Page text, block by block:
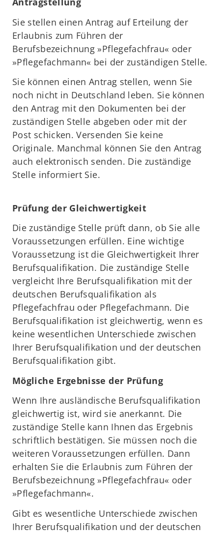
Sie stellen einen Antrag auf Erteilung der
Erlaubnis zum Führen der
Berufsbezeichnung »Pflegefachfrau« oder
»Pflegefachmann« bei der zuständigen Stelle.
Sie können einen Antrag stellen, wenn Sie
noch nicht in Deutschland leben. Sie können
den Antrag mit den Dokumenten bei der
zuständigen Stelle abgeben oder mit der
Post schicken. Versenden Sie keine
Originale. Manchmal können Sie den Antrag
auch elektronisch senden. Die zuständige
Stelle informiert Sie.
Prüfung der Gleichwertigkeit
Die zuständige Stelle prüft dann, ob Sie alle
Voraussetzungen erfüllen. Eine wichtige
Voraussetzung ist die Gleichwertigkeit Ihrer
Berufsqualifikation. Die zuständige Stelle
vergleicht Ihre Berufsqualifikation mit der
deutschen Berufsqualifikation als
Pflegefachfrau oder Pflegefachmann. Die
Berufsqualifikation ist gleichwertig, wenn es
keine wesentlichen Unterschiede zwischen
Ihrer Berufsqualifikation und der deutschen
Berufsqualifikation gibt.
Mögliche Ergebnisse der Prüfung
Wenn Ihre ausländische Berufsqualifikation
gleichwertig ist, wird sie anerkannt. Die
zuständige Stelle kann Ihnen das Ergebnis
schriftlich bestätigen. Sie müssen noch die
weiteren Voraussetzungen erfüllen. Dann
erhalten Sie die Erlaubnis zum Führen der
Berufsbezeichnung »Pflegefachfrau« oder
»Pflegefachmann«.
Gibt es wesentliche Unterschiede zwischen
Ihrer Berufsqualifikation und der deutschen